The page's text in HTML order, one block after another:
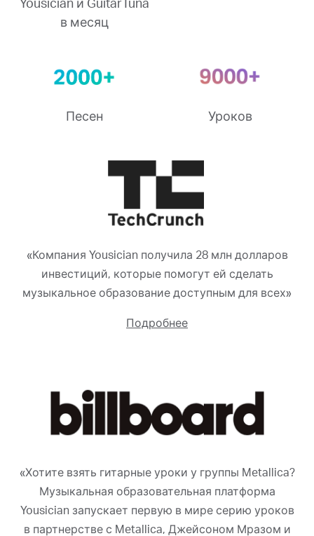
Yousician и GuitarTuna
в месяц
Песен Уроков
«Компания Yousician получила 28 млн долларов
инвестиций, которые помогут ей сделать
музыкальное образование доступным для всех»
Подробнее
«Хотите взять гитарные уроки у группы Metallica?
Музыкальная образовательная платформа
Yousician запускает первую в мире серию уроков
в партнерстве с Metallica, Джейсоном Мразом и